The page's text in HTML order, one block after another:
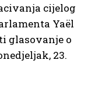
cijelog
Yaël
glasovanje o
23.